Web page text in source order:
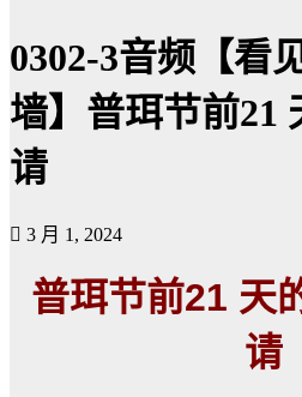
0302-3音频【看
墙】普珥节前21
请
3 月 1, 2024
普珥节前21 天
请